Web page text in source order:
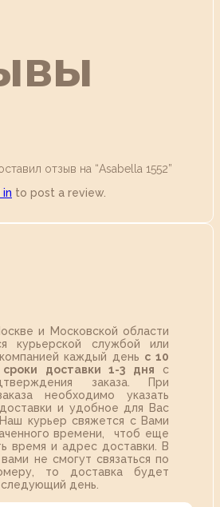
отзыв на “Аsabella 1552”
to post a review.
и Московской области
курьерской службой или
каждый день с 10
сроки доставки 1-3 дня с
заказа. При
необходимо указать
и удобное для Вас
курьер свяжется с Вами
времени, чтоб еще
время и адрес доставки. В
не смогут связаться по
то доставка будет
день.